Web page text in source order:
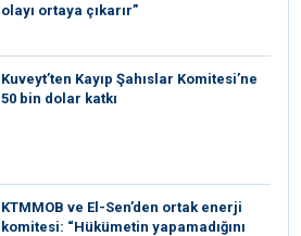
olayı ortaya çıkarır”
Kuveyt’ten Kayıp Şahıslar Komitesi’ne
50 bin dolar katkı
KTMMOB ve El-Sen’den ortak enerji
komitesi: “Hükümetin yapamadığını